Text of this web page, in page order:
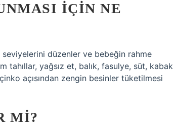
IÇIN NE
düzenler ve bebeğin rahme
tahıllar, yağsız et, balık, fasulye, süt, kabak
açısından zengin besinler tüketilmesi
MI?